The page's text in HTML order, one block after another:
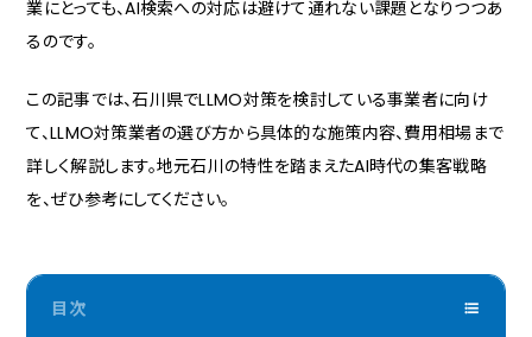
業にとっても、AI検索への対応は避けて通れない課題となりつつあ
るのです。
この記事では、石川県でLLMO対策を検討している事業者に向け
て、LLMO対策業者の選び方から具体的な施策内容、費用相場まで
詳しく解説します。地元石川の特性を踏まえたAI時代の集客戦略
を、ぜひ参考にしてください。